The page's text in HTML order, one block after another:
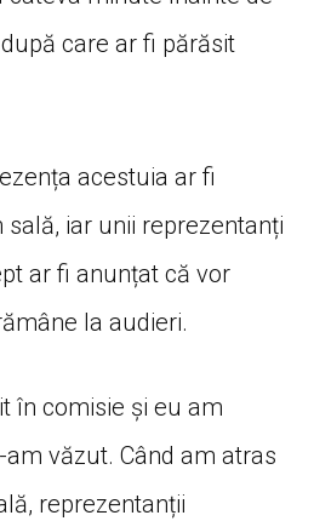
care ar fi părăsit
acestuia ar fi
iar unii reprezentanți
ar fi anunțat că vor
la audieri.
în comisie și eu am
văzut. Când am atras
reprezentanții